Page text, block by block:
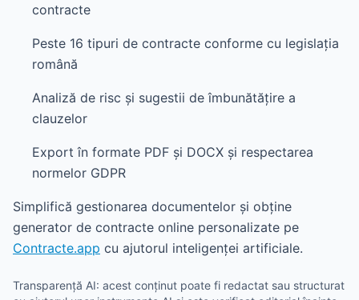
contracte
Peste 16 tipuri de contracte conforme cu legislația
română
Analiză de risc și sugestii de îmbunătățire a
clauzelor
Export în formate PDF și DOCX și respectarea
normelor GDPR
Simplifică gestionarea documentelor și obține
generator de contracte online personalizate pe
Contracte.app cu ajutorul inteligenței artificiale.
Transparență AI: acest conținut poate fi redactat sau structurat